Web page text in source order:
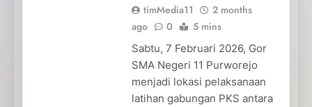
timMedia11
2 months
ago
0 5 mins
Sabtu, 7 Februari 2026, Gor
SMA Negeri 11 Purworejo
menjadi lokasi pelaksanaan
latihan gabungan PKS antara